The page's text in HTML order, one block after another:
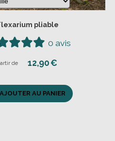
Flexarium pliable
À partir de 12,90
0 avis
AJOUTER AU PANIER